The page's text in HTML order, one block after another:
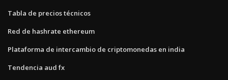
Tabla de precios técnicos
Red de hashrate ethereum
Plataforma de intercambio de criptomonedas en india
Tendencia aud fx